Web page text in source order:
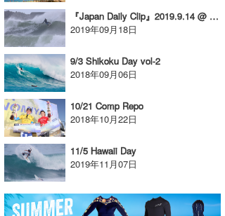
『Japan Daily Clip』2019.9.14 @ Miyazaki
2019年09月18日
9/3 Shikoku Day vol-2
2018年09月06日
10/21 Comp Repo
2018年10月22日
11/5 Hawaii Day
2019年11月07日
ハンマー
まっきー
三輪予報士
小川予報士
上田純子
上條将美
唐澤予報士